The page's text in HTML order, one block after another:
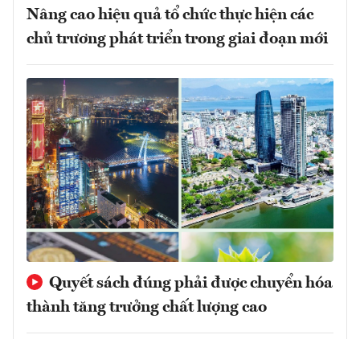
Nâng cao hiệu quả tổ chức thực hiện các
chủ trương phát triển trong giai đoạn mới
Quyết sách đúng phải được chuyển hóa
thành tăng trưởng chất lượng cao